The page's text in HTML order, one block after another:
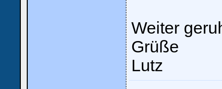
Weiter
Grüße
Lutz